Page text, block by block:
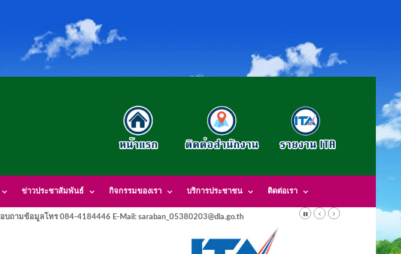
ข่าวประชาสัมพันธ์ กิจกรรมของเรา บริการประชาชน ติดต่อเรา
ถามข้อมูลโทร 084-4184446 E-Mail: saraban_05380203@dla.go.th